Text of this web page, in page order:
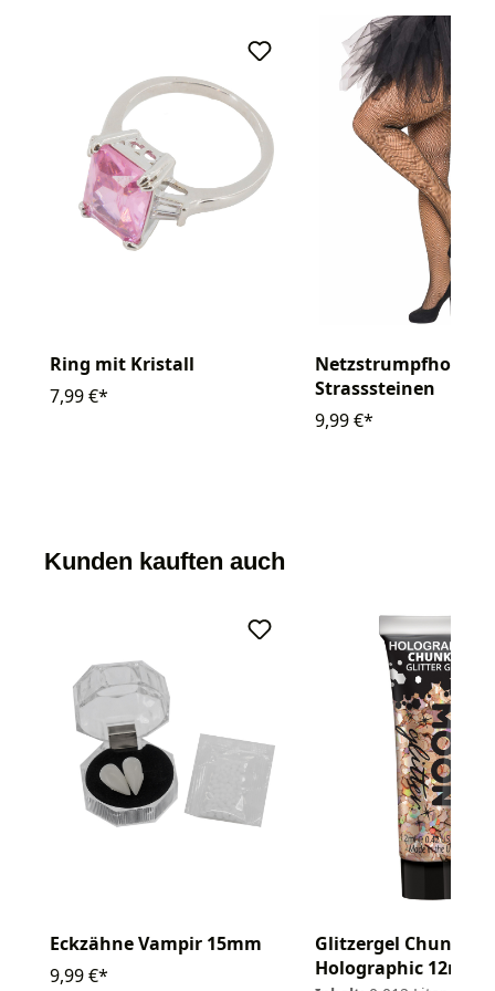
Ring mit Kristall
7,99 €*
Netzstrumpfhose
Strasssteinen
9,99 €*
Kunden kauften auch
Eckzähne Vampir 15mm
9,99 €*
Glitzergel Chunky
Holographic 12ml